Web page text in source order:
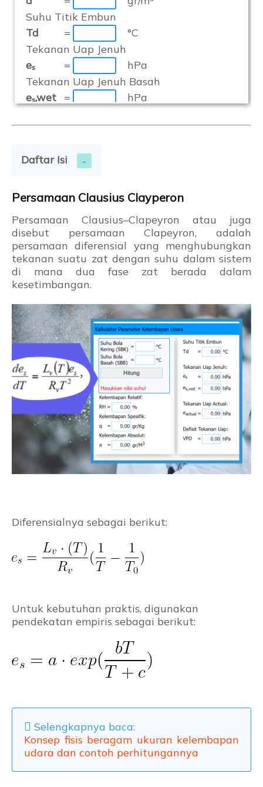
Suhu Titik Embun
Td
=
°C
Tekanan Uap Jenuh
eₛ
=
hPa
Tekanan Uap Jenuh Basah
eₛ,wet
=
hPa
eₐ
=
hPa
r
=
VPD
= hPa
Daftar Isi
Persamaan Clausius Clayperon
Persamaan Clausius–Clapeyron atau juga
disebut persamaan Clapeyron, adalah
persamaan diferensial yang menghubungkan
tekanan suatu zat dengan suhu dalam sistem
di mana dua fase zat berada dalam
kesetimbangan.
Diferensialnya sebagai berikut:
Untuk kebutuhan praktis, digunakan
pendekatan empiris sebagai berikut:
Selengkapnya baca:
Konsep fisis beragam ukuran kelembapan
udara dan contoh perhitungannya